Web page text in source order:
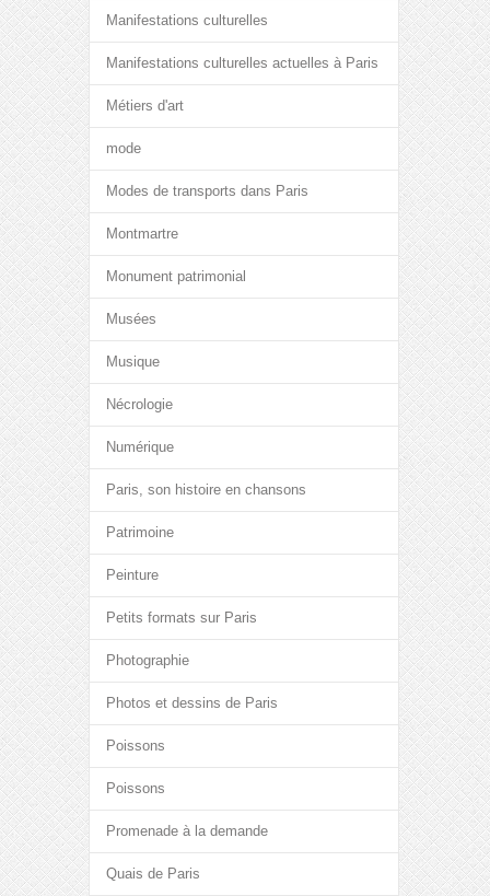
Manifestations culturelles
Manifestations culturelles actuelles à Paris
Métiers d'art
mode
Modes de transports dans Paris
Montmartre
Monument patrimonial
Musées
Musique
Nécrologie
Numérique
Paris, son histoire en chansons
Patrimoine
Peinture
Petits formats sur Paris
Photographie
Photos et dessins de Paris
Poissons
Poissons
Promenade à la demande
Quais de Paris